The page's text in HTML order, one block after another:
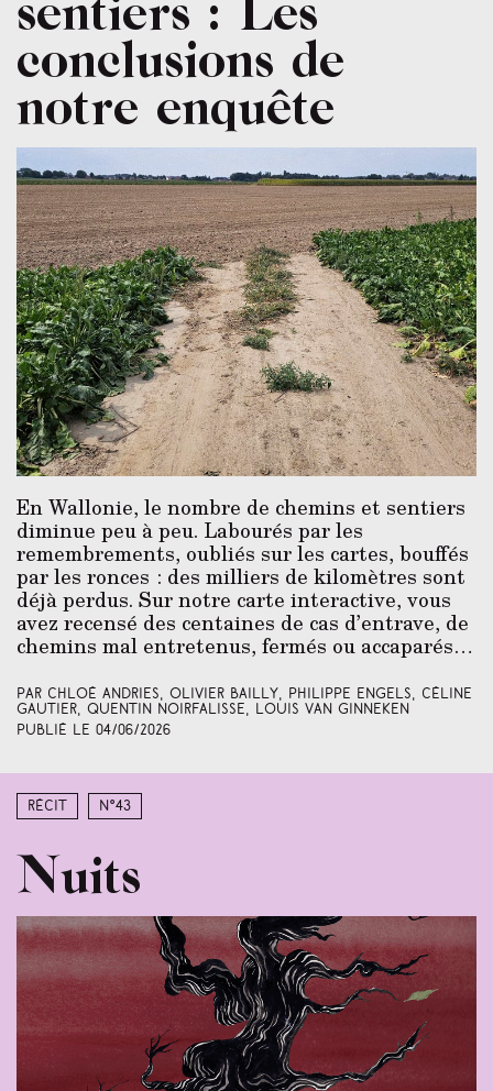
conclusions de
notre enquête
En Wallonie, le nombre de chemins et sentiers
diminue peu à peu. Labourés par les
remembrements, oubliés sur les cartes, bouffés
par les ronces : des milliers de kilomètres sont
déjà perdus. Sur notre carte interactive, vous
avez recensé des centaines de cas d’entrave, de
chemins mal entretenus, fermés ou accaparés…
Par Chloé Andries, Olivier Bailly, Philippe Engels, Céline
Gautier, Quentin Noirfalisse, Louis Van Ginneken
Publié le 04/06/2026
Récit N°43
Nuits